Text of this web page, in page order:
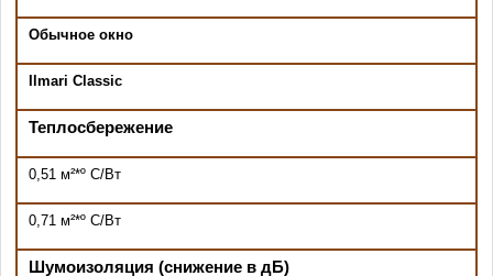
Обычное окно
Ilmari Classic
Теплосбережение
0,51 м²*º С/Вт
0,71 м²*º С/Вт
Шумоизоляция (снижение в дБ)